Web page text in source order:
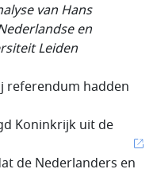
van Hans
en
Leiden
referendum hadden
Koninkrijk uit de
de Nederlanders en